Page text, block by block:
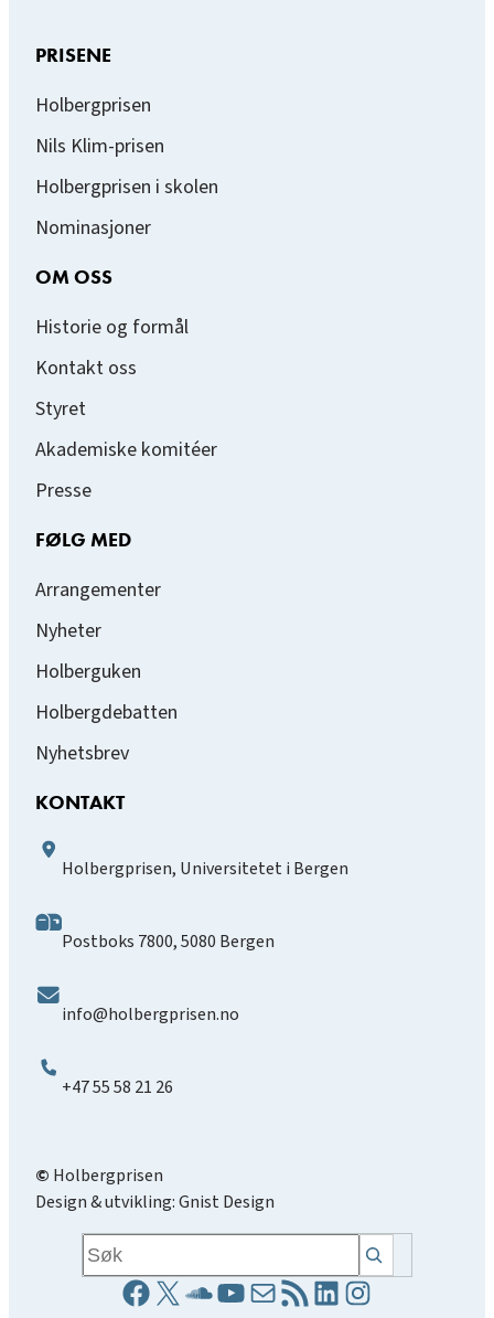
PRISENE
Holbergprisen
Nils Klim-prisen
Holbergprisen i skolen
Nominasjoner
OM OSS
Historie og formål
Kontakt oss
Styret
Akademiske komitéer
Presse
FØLG MED
Arrangementer
Nyheter
Holberguken
Holbergdebatten
Nyhetsbrev
KONTAKT
Holbergprisen, Universitetet i Bergen
Postboks 7800, 5080 Bergen
info@holbergprisen.no
+47 55 58 21 26
© Holbergprisen
Design & utvikling:Gnist Design
Søk
Facebookside
X Soundcloud lenke
YouTube lenke
E-postRSS-strøm
LinkedIn side